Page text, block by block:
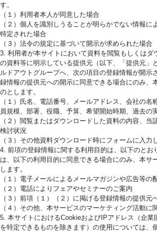
す。
（１）利用者本人が同意した場合
（２）個人を識別しうることが明らかでない情報に
特定された場合
（３）法令の規定に基づいて開示が求められた場合
3. 利用者が本サイトにおいて資料を閲覧もしくはダ
の資料等に明示している提供元（以下、「提供元」
ルドアウトグループへ、次の項目の登録情報が開示
録情報の提供元への開示に同意できる場合にのみ、
のとします。
（１）氏名、電話番号、メールアドレス、会社の名
員規模、部署、役職、予算、希望開始時期、過去の
（２）閲覧またはダウンロードした資料の内容、当
検討状況
（３）その他資料ダウンロード時にフォームに入力
4. 前項の登録情報に関する利用目的は、以下のとお
は、以下の利用目的に同意できる場合にのみ、本サ
します。
（１）電子メールによるメールマガジンや広告等の
（２）電話によりフェアやセミナーのご案内
（３）前項（１）（２）に掲げる登録情報の提供元
（４）その他、本サービスのマーケティング活動に
5. 本サイトにおけるCookieおよびIPアドレス（企業
を特定できるものを除きます）の使用については、